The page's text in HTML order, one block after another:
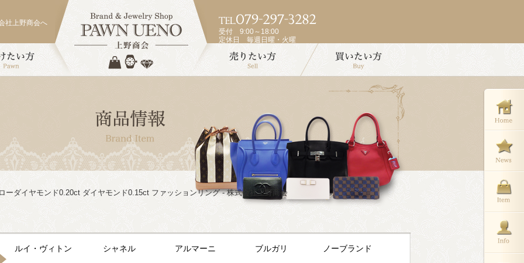
社上野商会へ
受付 9:00～18:00
定休日 毎週日曜・火曜
ーダイヤモンド0.20ct ダイヤモンド0.15ct ファッションリング - 株式会社上野商会
ルイ・ヴィトン シャネル アルマーニ ブルガリ ノーブランド